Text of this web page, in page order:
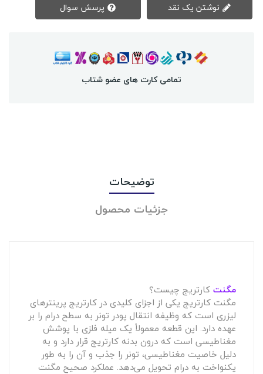
تمامی کارت های عضو شتاب
توضیحات
جزئیات محصول
مگنتکارتریج چیست؟
مگنت کارتریج یکی از اجزای کلیدی در کارتریج پرینترهای
لیزری است که وظیفه انتقال پودر تونر به سطح درام را بر
عهده دارد. این قطعه معمولاً یک میله فلزی با پوشش
مغناطیسی است که درون بدنه کارتریج قرار دارد و به
دلیل خاصیت مغناطیسی، تونر را جذب و آن را به طور
یکنواخت به درام تحویل می‌دهد. عملکرد صحیح مگنت